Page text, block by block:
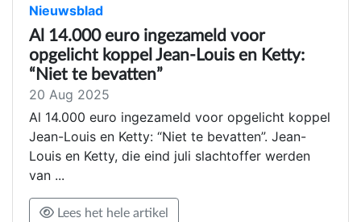
Nieuwsblad
Al 14.000 euro ingezameld voor
opgelicht koppel Jean-Louis en Ketty:
“Niet te bevatten”
20 Aug 2025
Al 14.000 euro ingezameld voor opgelicht koppel
Jean-Louis en Ketty: “Niet te bevatten”. Jean-
Louis en Ketty, die eind juli slachtoffer werden
van ...
Lees het hele artikel